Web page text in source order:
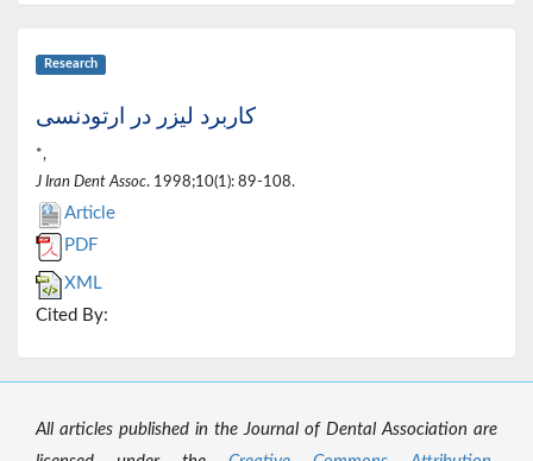
Research
کاربرد لیزر در ارتودنسی
*,
J Iran Dent Assoc. 1998;10(1): 89-108.
Article
PDF
XML
Cited By:
All articles published in the Journal of Dental Association are